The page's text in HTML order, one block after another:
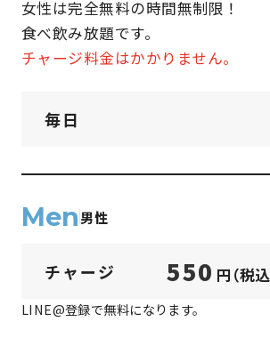
女性は完全無料の時間無制限！
食べ飲み放題です。
チャージ料金はかかりません。
毎日
Men男性
チャージ 550 円（税
LINE@登録で無料になります。